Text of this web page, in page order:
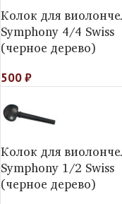
Колок для
Symphony 4/4 Swiss
(черное дерево)
500₽
Колок для
Symphony 1/2 Swiss
(черное дерево)